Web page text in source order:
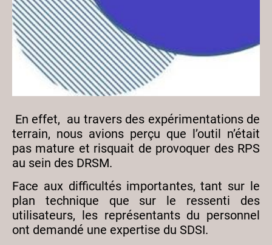
En effet, au travers des expérimentations de
terrain, nous avions perçu que l’outil n’était
pas mature et risquait de provoquer des RPS
au sein des DRSM.
Face aux difficultés importantes, tant sur le
plan technique que sur le ressenti des
utilisateurs, les représentants du personnel
ont demandé une expertise du SDSI.